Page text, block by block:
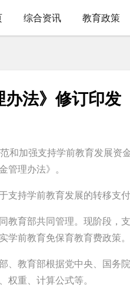
综合资讯 教育政策
办法》修订印发
加强支持学前教育发展资
理办法》。
持学前教育发展的转移支付
育部共同管理。现阶段，
前教育免保育教育费政策。
教育部根据党中央、国务
重、计算公式等。